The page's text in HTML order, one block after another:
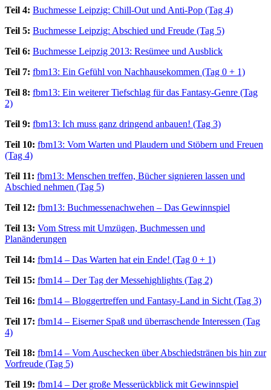
Teil 4: Buchmesse Leipzig: Chill-Out und Anti-Pop (Tag 4)
Teil 5: Buchmesse Leipzig: Abschied und Freude (Tag 5)
Teil 6: Buchmesse Leipzig 2013: Resümee und Ausblick
Teil 7: fbm13: Ein Gefühl von Nachhausekommen (Tag 0 + 1)
Teil 8: fbm13: Ein weiterer Tiefschlag für das Fantasy-Genre (Tag
2)
Teil 9: fbm13: Ich muss ganz dringend anbauen! (Tag 3)
Teil 10: fbm13: Vom Warten und Plaudern und Stöbern und Freuen
(Tag 4)
Teil 11: fbm13: Menschen treffen, Bücher signieren lassen und
Abschied nehmen (Tag 5)
Teil 12: fbm13: Buchmessenachwehen – Das Gewinnspiel
Teil 13: Vom Stress mit Umzügen, Buchmessen und
Planänderungen
Teil 14: fbm14 – Das Warten hat ein Ende! (Tag 0 + 1)
Teil 15: fbm14 – Der Tag der Messehighlights (Tag 2)
Teil 16: fbm14 – Bloggertreffen und Fantasy-Land in Sicht (Tag 3)
Teil 17: fbm14 – Eiserner Spaß und überraschende Interessen (Tag
4)
Teil 18: fbm14 – Vom Auschecken über Abschiedstränen bis hin zur
Vorfreude (Tag 5)
Teil 19: fbm14 – Der große Messerückblick mit Gewinnspiel